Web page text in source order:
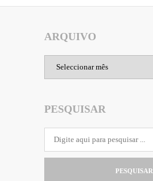
ARQUIVO
PESQUISAR
PESQUISAR